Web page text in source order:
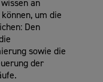
um die
Den
sowie die
der